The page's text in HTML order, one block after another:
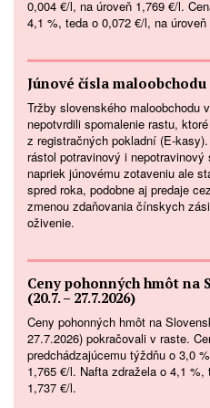
0,004 €/l, na úroveň 1,769 €/l.
4,1 %, teda o 0,072 €/l, na úroveň
Júnové čísla
Tržby slovenského maloobchodu
nepotvrdili spomalenie rastu,
z registračných pokladní (E-
rástol potravinový i
napriek júnovému zotaveniu ale
spred roka, podobne aj predaje
zmenou zdaňovania čínskych
oživenie.
Ceny pohonných hmôt na
(20.7. – 27.7.2026)
Ceny pohonných hmôt na
27.7.2026) pokračovali v raste.
predchádzajúcemu týždňu o 3,0
1,765 €/l. Nafta zdražela o 4,1
1,737 €/l.